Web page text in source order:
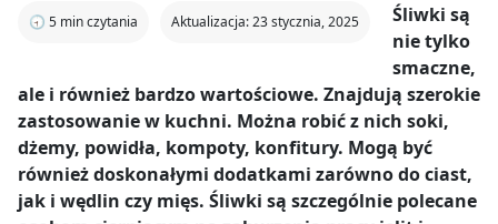
🕣 5 min czytania Aktualizacja: 23 stycznia, 2025
Śliwki są
nie tylko
smaczne,
ale i również bardzo wartościowe. Znajdują szerokie
zastosowanie w kuchni. Można robić z nich soki,
dżemy, powidła, kompoty, konfitury. Mogą być
również doskonałymi dodatkami zarówno do ciast,
jak i wędlin czy mięs. Śliwki są szczególnie polecane